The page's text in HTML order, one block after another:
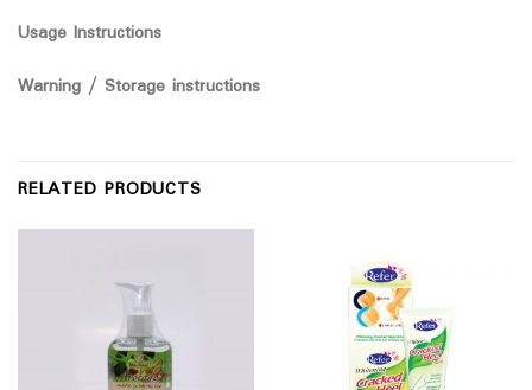
Usage Instructions
Warning / Storage instructions
RELATED PRODUCTS